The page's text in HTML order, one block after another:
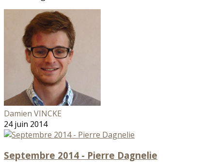
Damien VINCKE
24 juin 2014
Septembre 2014 - Pierre Dagnelie